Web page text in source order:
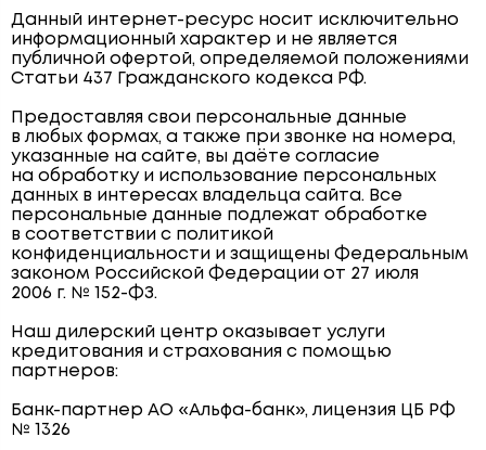
Данный интернет-ресурс носит исключительно
информационный характер и не является
публичной офертой, определяемой положениями
Статьи 437 Гражданского кодекса РФ.
Предоставляя свои персональные данные
в любых формах, а также при звонке на номера,
указанные на сайте, вы даёте согласие
на обработку и использование персональных
данных в интересах владельца сайта. Все
персональные данные подлежат обработке
в соответствии с политикой
конфиденциальности и защищены Федеральным
законом Российской Федерации от 27 июля
2006 г. № 152-ФЗ.
Наш дилерский центр оказывает услуги
кредитования и страхования с помощью
партнеров:
Банк-партнер АО «Альфа-банк», лицензия ЦБ РФ
№ 1326